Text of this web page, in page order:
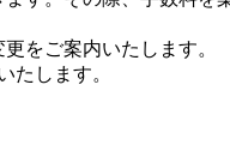
をご案内いたします。
たします。